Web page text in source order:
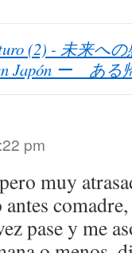
(2) - 未来へ
en Japón ー あ
pm
muy
pase y me